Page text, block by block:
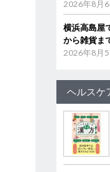
2026年8月6
横浜高島屋
から雑貨ま
2026年8月5
ヘルスケ